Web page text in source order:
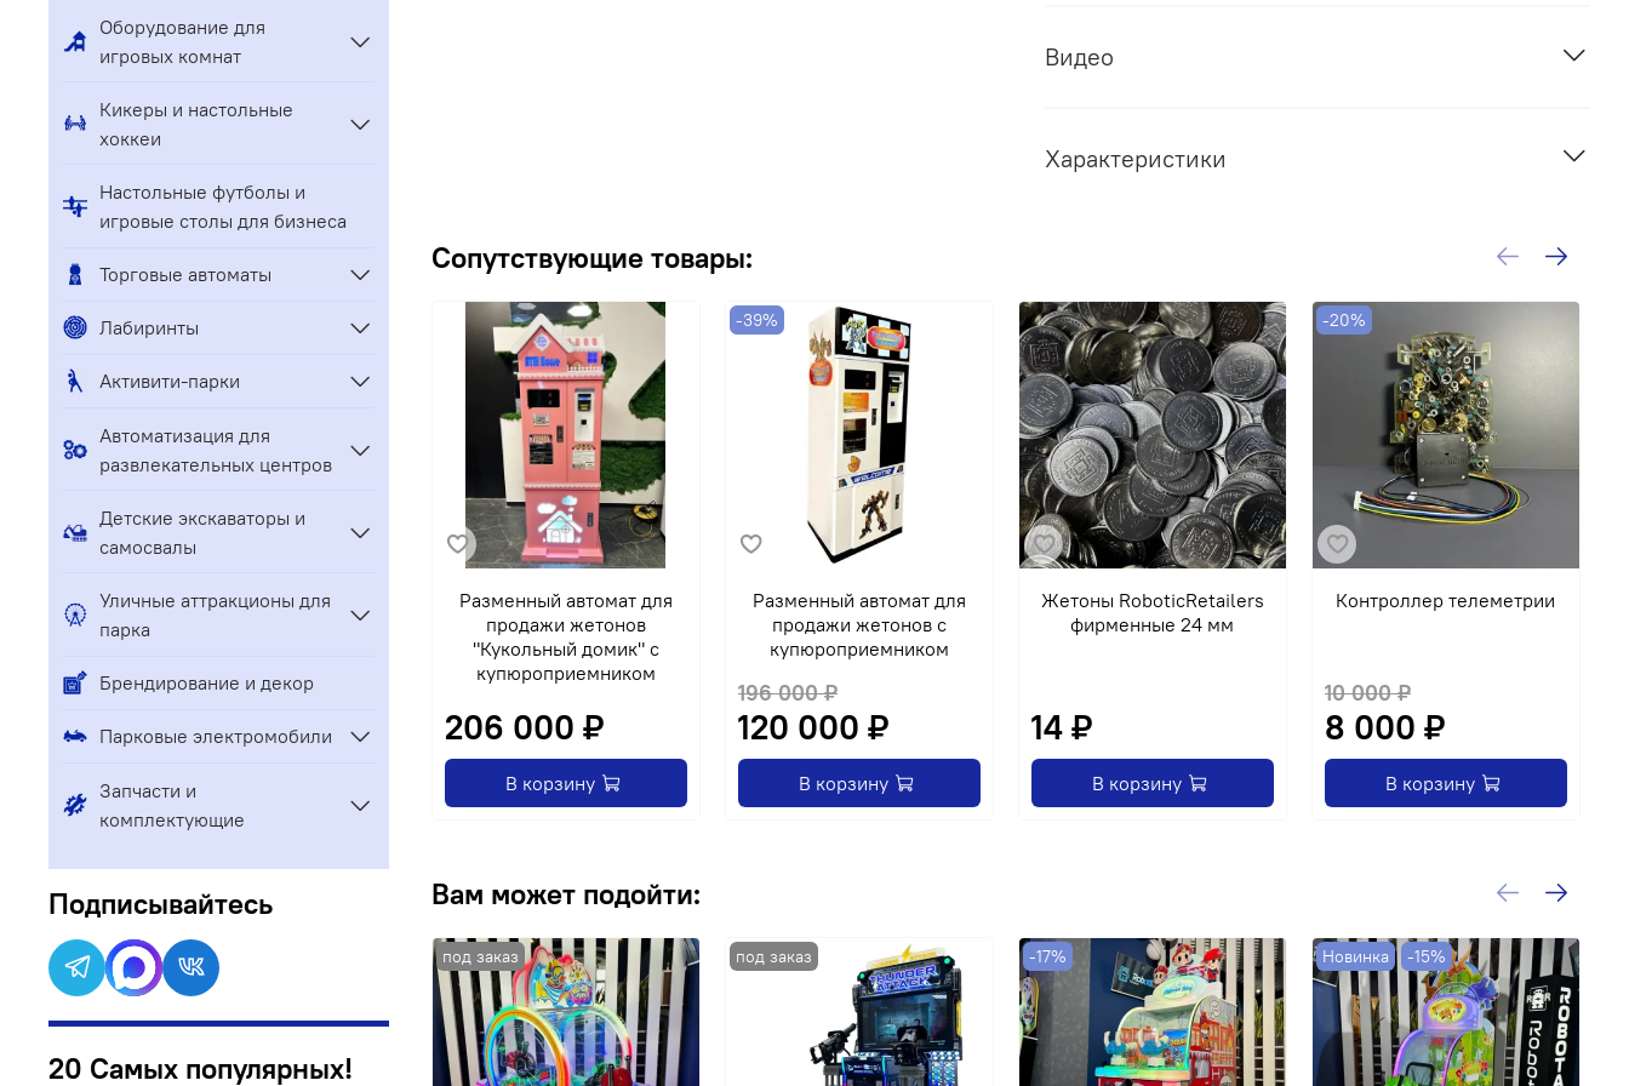
Видео
Характеристики
Сопутствующие товары:
Разменный автомат для
продажи жетонов
"Кукольный домик" с
купюроприемником
206 000 ₽
В корзину
-39%
Разменный автомат для
продажи жетонов с
купюроприемником
196 000 ₽
120 000 ₽
В корзину
Жетоны RoboticRetailers
фирменные 24 мм
14 ₽
В корзину
-20%
Контроллер телеметрии
10 000 ₽
8 000 ₽
В корзину
Вам может подойти:
-17% Новинка -15%
Оборудование для
игровых комнат
Кикеры и настольные
хоккеи
Настольные футболы и
игровые столы для бизнеса
Торговые автоматы
Лабиринты
Активити-парки
Автоматизация для
развлекательных центров
Детские экскаваторы и
самосвалы
Уличные аттракционы для
парка
Брендирование и декор
Парковые электромобили
Запчасти и
комплектующие
Подписывайтесь
20 Самых популярных!